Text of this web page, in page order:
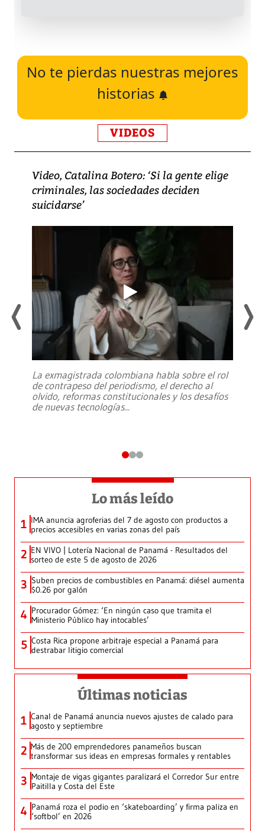
No te pierdas nuestras mejores
historias
VIDEOS
Video, Catalina Botero: ‘Si la gente elige
criminales, las sociedades deciden
suicidarse’
La exmagistrada colombiana habla sobre el rol
de contrapeso del periodismo, el derecho al
olvido, reformas constitucionales y los desafíos
de nuevas tecnologías...
Lo más leído
1 IMA anuncia agroferias del 7 de agosto con productos a
precios accesibles en varias zonas del país
2 EN VIVO | Lotería Nacional de Panamá - Resultados del
sorteo de este 5 de agosto de 2026
3 Suben precios de combustibles en Panamá: diésel aumenta
$0.26 por galón
4 Procurador Gómez: ‘En ningún caso que tramita el
Ministerio Público hay intocables’
5 Costa Rica propone arbitraje especial a Panamá para
destrabar litigio comercial
Últimas noticias
1 Canal de Panamá anuncia nuevos ajustes de calado para
agosto y septiembre
2 Más de 200 emprendedores panameños buscan
transformar sus ideas en empresas formales y rentables
3 Montaje de vigas gigantes paralizará el Corredor Sur entre
Paitilla y Costa del Este
4 Panamá roza el podio en ‘skateboarding’ y firma paliza en
‘softbol’ en 2026